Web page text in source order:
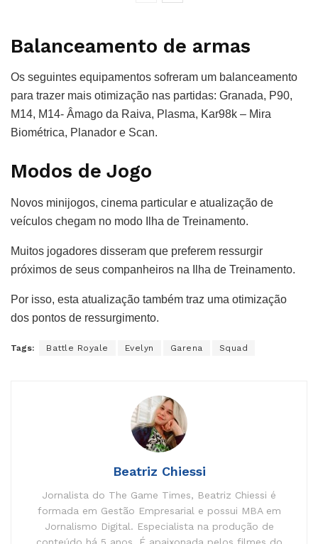
Balanceamento de armas
Os seguintes equipamentos sofreram um balanceamento
para trazer mais otimização nas partidas: Granada, P90,
M14, M14- Âmago da Raiva, Plasma, Kar98k – Mira
Biométrica, Planador e Scan.
Modos de Jogo
Novos minijogos, cinema particular e atualização de
veículos chegam no modo Ilha de Treinamento.
Muitos jogadores disseram que preferem ressurgir
próximos de seus companheiros na Ilha de Treinamento.
Por isso, esta atualização também traz uma otimização
dos pontos de ressurgimento.
Tags: Battle Royale Evelyn Garena Squad
Beatriz Chiessi
Jornalista do The Game Times, Beatriz Chiessi é
formada em Gestão Empresarial e possui MBA em
Jornalismo Digital. Especialista na produção de
conteúdo há 5 anos. É apaixonada pelos filmes do